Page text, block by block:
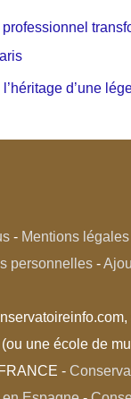
d’une
- Mentions légales
personnelles -
une école de
-